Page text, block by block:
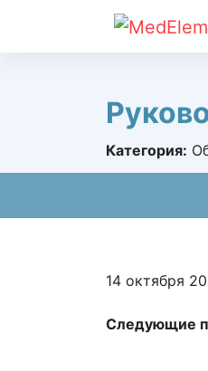
Категория:
14 октября
Следующие